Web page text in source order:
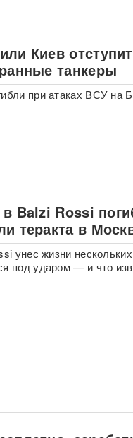
Киев
танкеры
при атаках ВСУ на
Balzi Rossi
теракта в
унес жизни
под ударом — и что